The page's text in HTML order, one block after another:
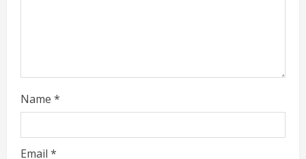
Name *
Email *